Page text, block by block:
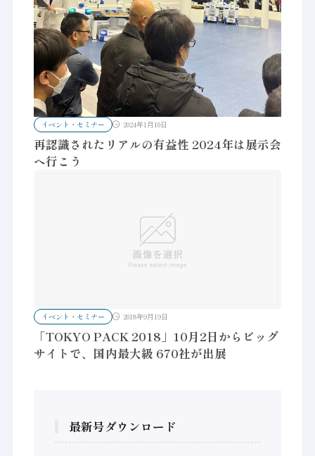
イベント・セミナー 2024年1月10日
再認識されたリアルの有益性 2024年は展示会
へ行こう
イベント・セミナー 2018年9月19日
「TOKYO PACK 2018」10月2日からビッグ
サイトで、国内最大級 670社が出展
最新号ダウンロード